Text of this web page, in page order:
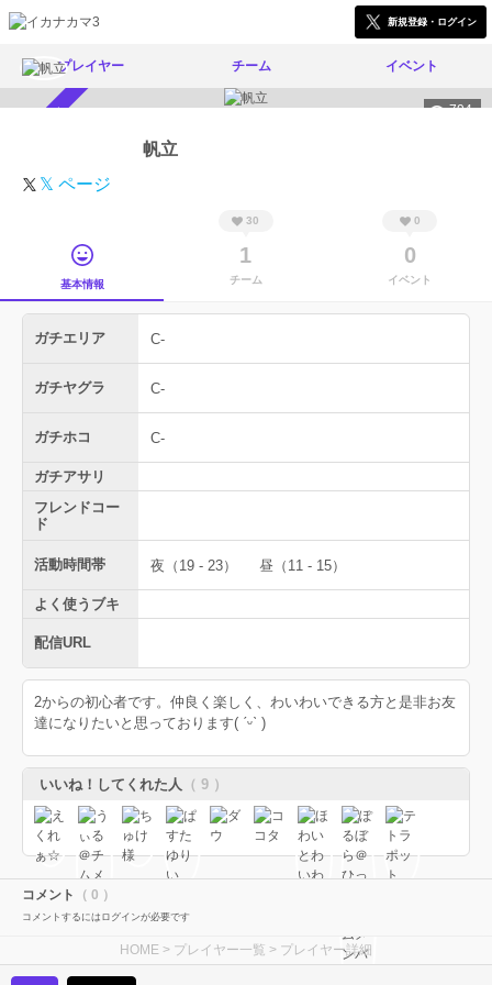
新規登録・ログイン
プレイヤー チーム イベント
794
帆立
𝕏 ページ
基本情報
30
1
チーム
0
0
イベント
ガチエリア C-
ガチヤグラ C-
ガチホコ C-
ガチアサリ
フレンドコー
ド
活動時間帯 夜（19 - 23） 昼（11 - 15）
よく使うブキ
配信URL
2からの初心者です。仲良く楽しく、わいわいできる方と是非お友
達になりたいと思っております( ˊᵕˋ )
いいね！してくれた人 （ 9 ）
コメント （ 0 ）
コメントするにはログインが必要です
HOME > プレイヤー一覧 > プレイヤー詳細